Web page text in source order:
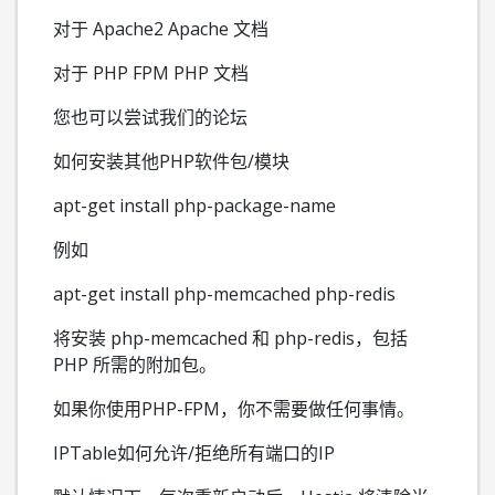
对于 Apache2 Apache 文档
对于 PHP FPM PHP 文档
您也可以尝试我们的论坛
如何安装其他PHP软件包/模块
apt-get install php-package-name
例如
apt-get install php-memcached php-redis
将安装 php-memcached 和 php-redis，包括
PHP 所需的附加包。
如果你使用PHP-FPM，你不需要做任何事情。
IPTable如何允许/拒绝所有端口的IP